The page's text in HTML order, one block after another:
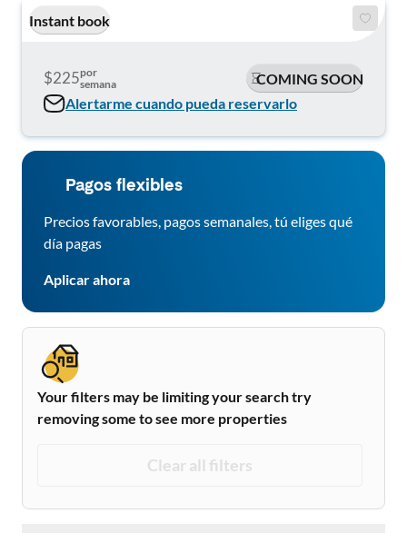
Instant book
$225por
semana
COMING SOON
Alertarme cuando pueda reservarlo
Pagos flexibles
Precios favorables, pagos semanales, tú eliges qué
día pagas
Aplicar ahora
Your filters may be limiting your search try
removing some to see more properties
Clear all filters